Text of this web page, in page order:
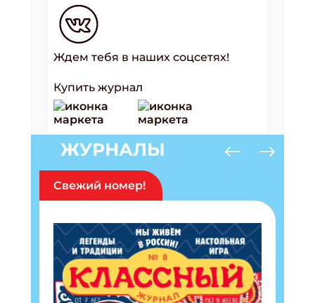
Ждем тебя в наших соцсетях!
Купить журнал
ЖУРНАЛЫ
Свежий номер!